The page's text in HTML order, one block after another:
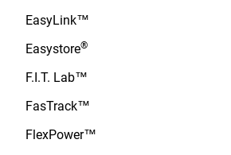
EasyLink™
Easystore®
F.I.T. Lab™
FasTrack™
FlexPower™